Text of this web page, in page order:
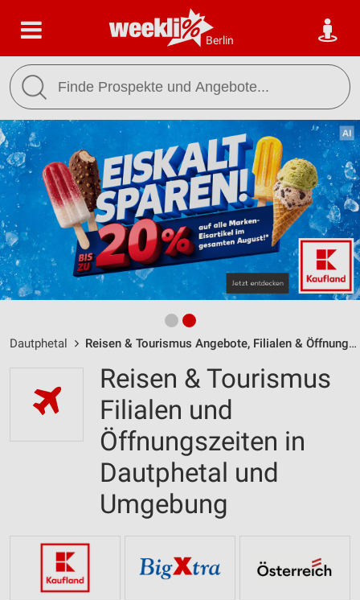
Berlin
Dautphetal Reisen & Tourismus Angebote, Filialen & Öffnungszeiten
Reisen & Tourismus
Filialen und
Öffnungszeiten in
Dautphetal und
Umgebung